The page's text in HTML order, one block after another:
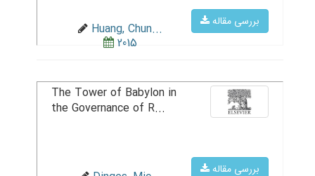
بررسی مقاله
Huang, Chun...
2015
بررسی مقاله
The Tower of Babylon in
the Governance of R...